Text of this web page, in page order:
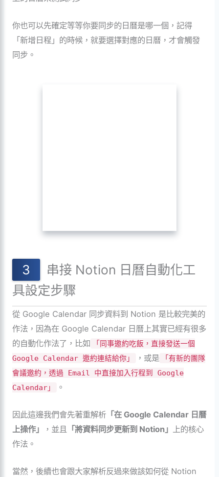
你也可以先確定等等你要同步的日曆是哪一個，記得
「新增日程」的時候，就要選擇對應的日曆，才會觸發
同步。
串接 Notion 日曆自動化工
具設定步驟
從 Google Calendar 同步資料到 Notion 是比較完美的
作法，因為在 Google Calendar 日曆上其實已經有很多
的自動化作法了，比如
「同事邀約吃飯，直接發送一個
Google Calendar 邀約連結給你」
，或是
「有新的團隊
會議邀約，透過 Email 中直接加入行程到 Google
Calendar」
。
因此這邊我們會先著重解析 「在 Google Calendar 日曆
上操作」
，並且 「將資料同步更新到 Notion」 上的核心
作法。
當然，後續也會跟大家解析反過來做該如何從 Notion